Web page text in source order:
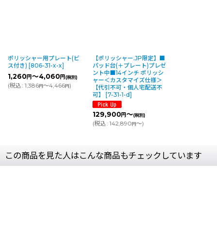
ポリッシャー用プレート(ビ
ス付き) [806-31-x-x]
1,260円～4,060円(税別)
(税込: 1,386円～4,466円)
【ポリッシャー.JP限定】■
パッド台(＋プレート)プレゼ
ント中■14インチ ポリッシ
ャー＜カスタマイズ仕様＞
【代引不可・個人宅配送不
可】
[7-31-1-d]
129,900円～(税別)
(税込: 142,890円～)
この商品を見た人はこんな商品もチェックしています